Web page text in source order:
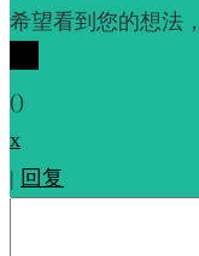
希望看到您的想法
()
x
| 回复